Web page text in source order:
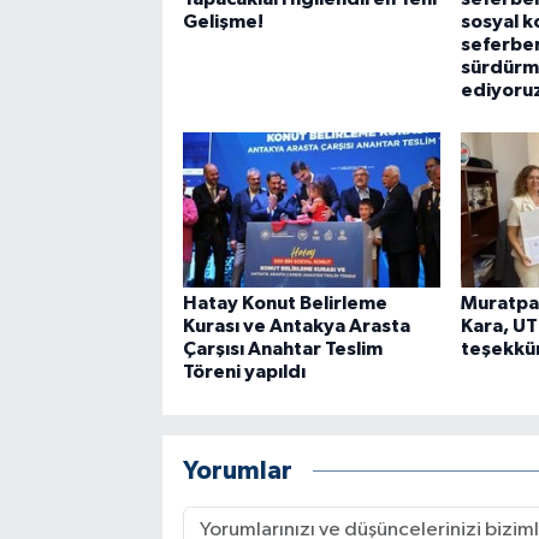
Gelişme!
sosyal
Hatay Konut Belirleme
Kurası ve Antakya Arasta
Çarşısı Anahtar Teslim
Töreni yapıldı
Kara,
Yorumlar